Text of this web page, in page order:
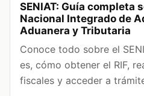
SENIAT: Guía completa
Nacional Integrado de
Aduanera y Tributaria
Conoce todo sobre el
es, cómo obtener el RIF,
fiscales y acceder a